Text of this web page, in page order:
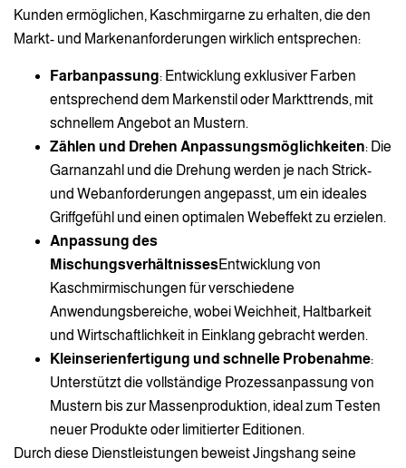
Kunden ermöglichen, Kaschmirgarne zu erhalten, die den
Markt- und Markenanforderungen wirklich entsprechen:
Farbanpassung: Entwicklung exklusiver Farben
entsprechend dem Markenstil oder Markttrends, mit
schnellem Angebot an Mustern.
Zählen und Drehen Anpassungsmöglichkeiten: Die
Garnanzahl und die Drehung werden je nach Strick-
und Webanforderungen angepasst, um ein ideales
Griffgefühl und einen optimalen Webeffekt zu erzielen.
Anpassung des
MischungsverhältnissesEntwicklung von
Kaschmirmischungen für verschiedene
Anwendungsbereiche, wobei Weichheit, Haltbarkeit
und Wirtschaftlichkeit in Einklang gebracht werden.
Kleinserienfertigung und schnelle Probenahme:
Unterstützt die vollständige Prozessanpassung von
Mustern bis zur Massenproduktion, ideal zum Testen
neuer Produkte oder limitierter Editionen.
Durch diese Dienstleistungen beweist Jingshang seine